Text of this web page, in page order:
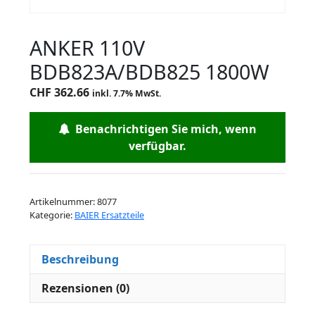
ANKER 110V
BDB823A/BDB825 1800W
CHF 362.66 inkl. 7.7% MwSt.
Benachrichtigen Sie mich, wenn
verfügbar.
Artikelnummer:8077
Kategorie: BAIER Ersatzteile
Beschreibung
Rezensionen (0)